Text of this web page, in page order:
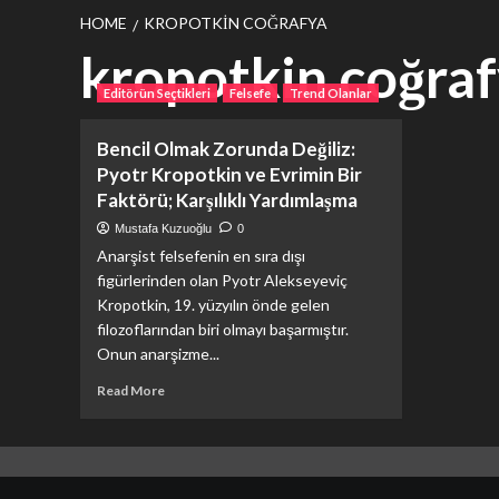
HOME KROPOTKIN COĞRAFYA
kropotkin
Editörün Seçtikleri Felsefe Trend Olanlar
Bencil Olmak Zorunda Değiliz:
Pyotr Kropotkin ve Evrimin Bir
Faktörü; Karşılıklı Yardımlaşma
Mustafa Kuzuoğlu 0
Anarşist felsefenin en sıra dışı
figürlerinden olan Pyotr Alekseyeviç
Kropotkin, 19. yüzyılın önde gelen
filozoflarından biri olmayı başarmıştır.
Onun anarşizme...
Read MoreRead
Bencil